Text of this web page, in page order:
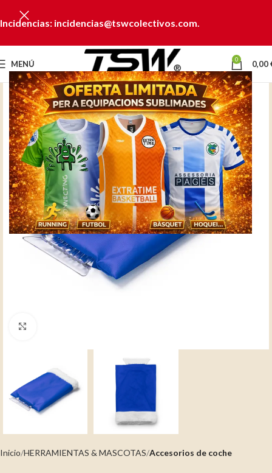
Incidencias: incidencias@tswcolectivos.com.
MENÚ 0 0,00
Inicio HERRAMIENTAS & MASCOTAS Accesorios de coche